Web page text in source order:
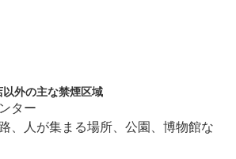
外の主な禁煙区域
ター
、人が集まる場所、公園、博物館な